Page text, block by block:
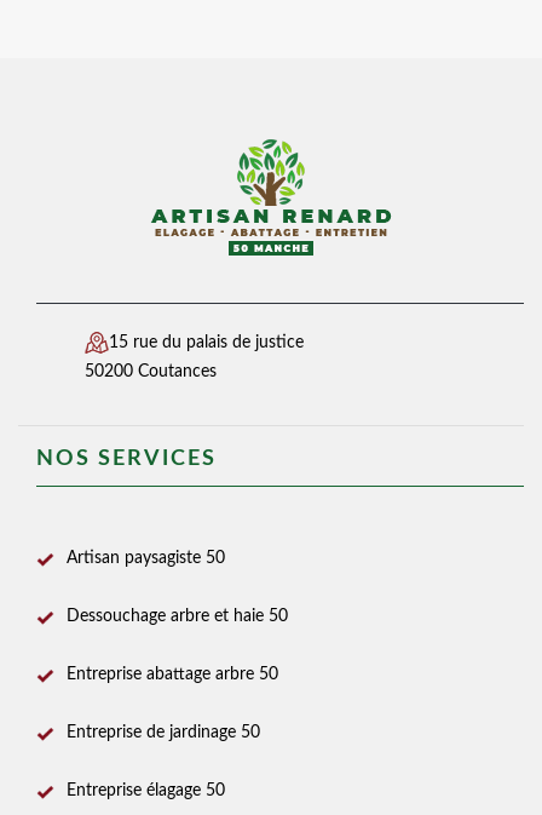
15 rue du palais de justice
50200 Coutances
NOS SERVICES
Artisan paysagiste 50
Dessouchage arbre et haie 50
Entreprise abattage arbre 50
Entreprise de jardinage 50
Entreprise élagage 50